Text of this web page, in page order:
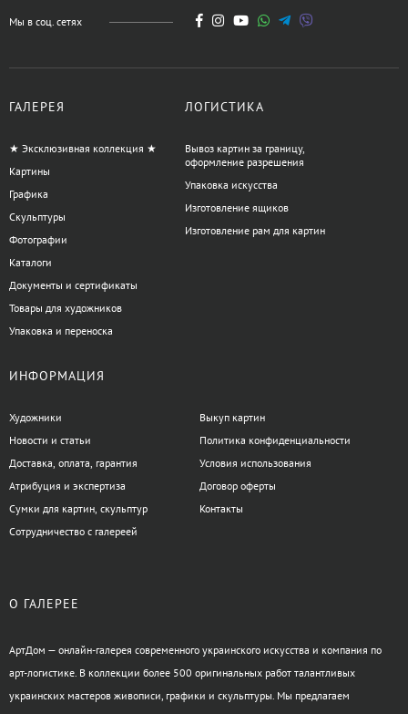
Мы в соц. сетях
ГАЛЕРЕЯ
★ Эксклюзивная коллекция ★
Картины
Графика
Скульптуры
Фотографии
Каталоги
Документы и сертификаты
Товары для художников
Упаковка и переноска
ЛОГИСТИКА
Вывоз картин за границу,
оформление разрешения
Упаковка искусства
Изготовление ящиков
Изготовление рам для картин
ИНФОРМАЦИЯ
Художники
Новости и статьи
Доставка, оплата, гарантия
Атрибуция и экспертиза
Сумки для картин, скульптур
Сотрудничество с галереей
Выкуп картин
Политика конфиденциальности
Условия использования
Договор оферты
Контакты
О ГАЛЕРЕЕ
АртДом — онлайн-галерея современного украинского искусства и компания по
арт-логистике. В коллекции более 500 оригинальных работ талантливых
украинских мастеров живописи, графики и скульптуры. Мы предлагаем